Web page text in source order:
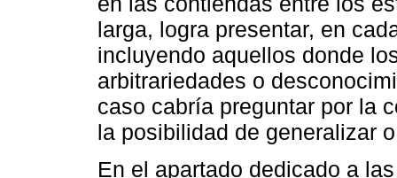
larga, logra presentar, en
incluyendo aquellos donde
arbitrariedades o
caso cabría preguntar por la
la posibilidad de generalizar
En el apartado dedicado a